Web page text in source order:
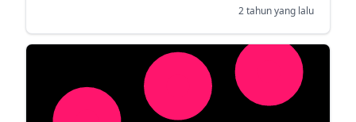
2 tahun yang lalu